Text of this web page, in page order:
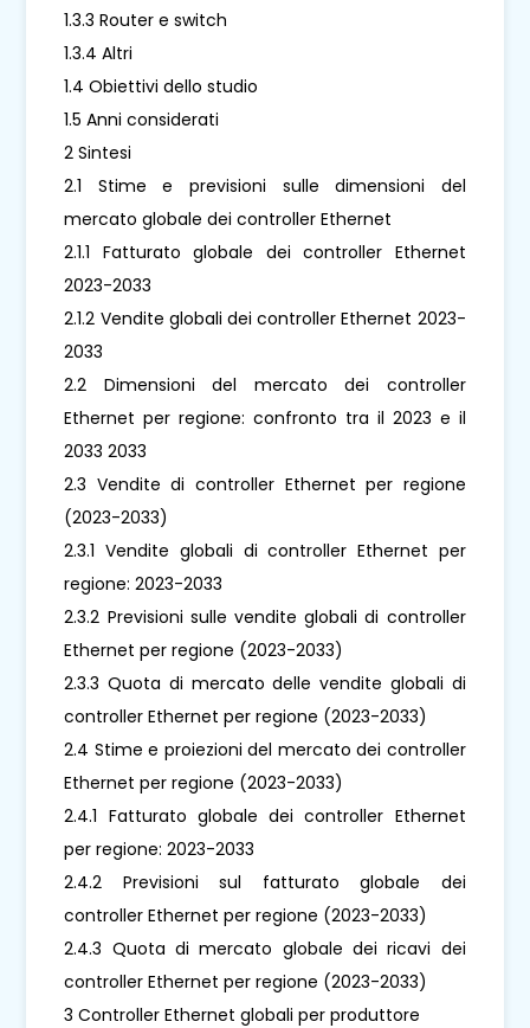
1.3.3 Router e switch
1.3.4 Altri
1.4 Obiettivi dello studio
1.5 Anni considerati
2 Sintesi
2.1 Stime e previsioni sulle dimensioni del
mercato globale dei controller Ethernet
2.1.1 Fatturato globale dei controller Ethernet
2023-2033
2.1.2 Vendite globali dei controller Ethernet 2023-
2033
2.2 Dimensioni del mercato dei controller
Ethernet per regione: confronto tra il 2023 e il
2033 2033
2.3 Vendite di controller Ethernet per regione
(2023-2033)
2.3.1 Vendite globali di controller Ethernet per
regione: 2023-2033
2.3.2 Previsioni sulle vendite globali di controller
Ethernet per regione (2023-2033)
2.3.3 Quota di mercato delle vendite globali di
controller Ethernet per regione (2023-2033)
2.4 Stime e proiezioni del mercato dei controller
Ethernet per regione (2023-2033)
2.4.1 Fatturato globale dei controller Ethernet
per regione: 2023-2033
2.4.2 Previsioni sul fatturato globale dei
controller Ethernet per regione (2023-2033)
2.4.3 Quota di mercato globale dei ricavi dei
controller Ethernet per regione (2023-2033)
3 Controller Ethernet globali per produttore